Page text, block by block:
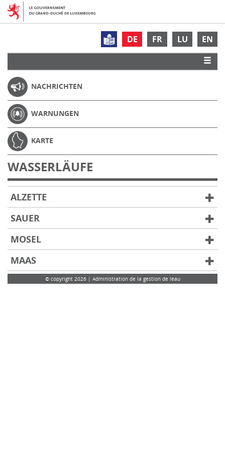
DE FR LU EN
NACHRICHTEN
WARNUNGEN
KARTE
WASSERLÄUFE
ALZETTE
SAUER
MOSEL
MAAS
© copyright 2026 | Administration de la gestion de leau